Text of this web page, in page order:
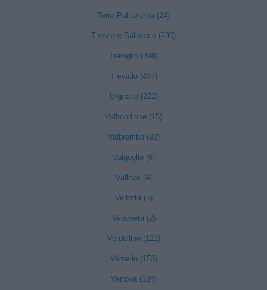
Torre Pallavicina (24)
Trescore Balneario (230)
Treviglio (898)
Treviolo (437)
Urgnano (222)
Valbondione (15)
Valbrembo (92)
Valgoglio (6)
Valleve (4)
Valtorta (5)
Vedeseta (2)
Verdellino (121)
Verdello (153)
Vertova (124)